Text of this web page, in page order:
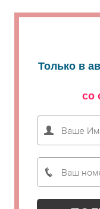
Только в
со